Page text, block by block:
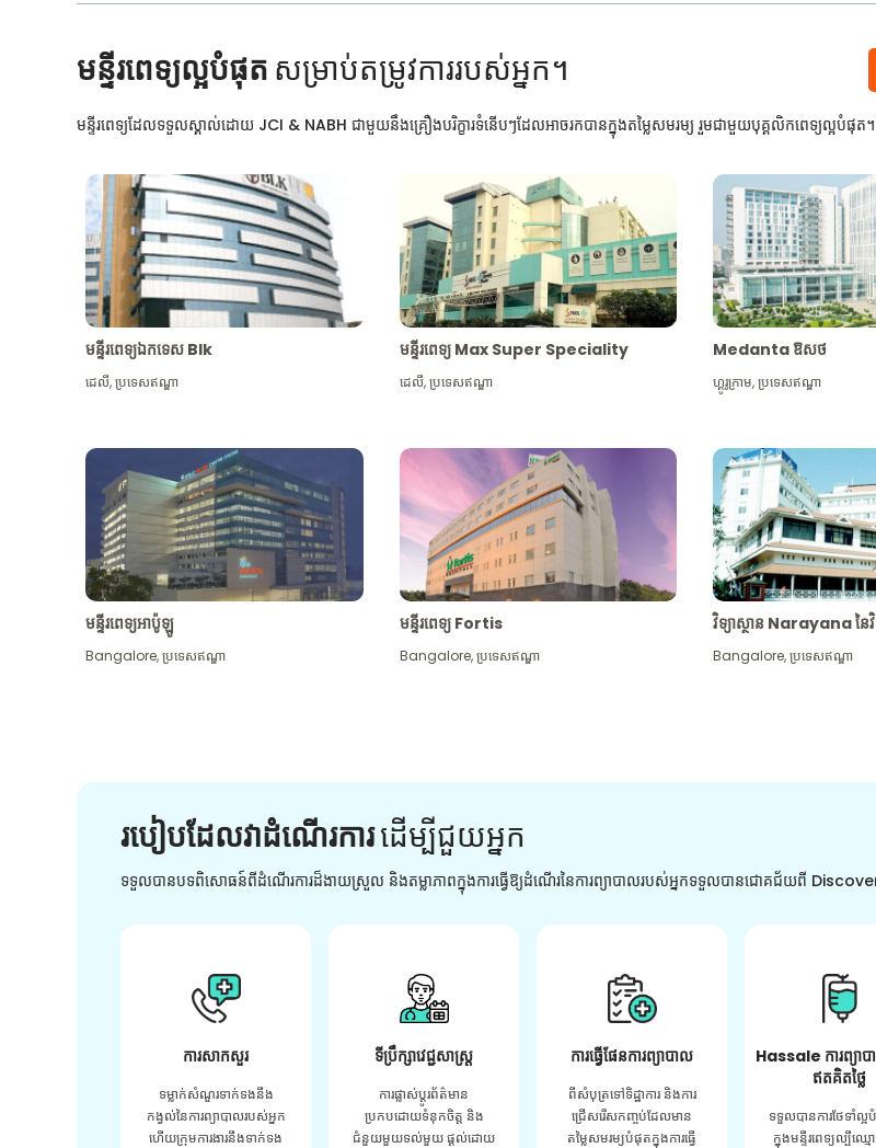
មន្ទីរពេទ្យល្អបំផុត សម្រាប់តម្រូវការរបស់អ្នក។
មន្ទីរពេទ្យដែលទទួលស្គាល់ដោយ JCI & NABH ជាមួយនឹងគ្រឿងបរិក្ខារទំនើបៗដែលអាចរកបានក្នុងតម្លៃសមរម្យ រួមជាមួយបុគ្គលិកពេទ្យល្អបំផុត។
មន្ទីរពេទ្យឯកទេស Blk
ដេលី,ប្រទេសឥណ្ឌា
មន្ទីរពេទ្យ Max Super Speciality
ដេលី,ប្រទេសឥណ្ឌា
Medanta ឱសថ
ហ្គូរូក្រាម,ប្រទេសឥណ្ឌា
មន្ទីរពេទ្យអាប៉ូឡូ
Bangalore,ប្រទេសឥណ្ឌា
មន្ទីរពេទ្យ Fortis
Bangalore,ប្រទេសឥណ្ឌា
វិទ្យាស្ថាន Narayana នៃវិ
Bangalore,ប្រទេសឥណ្ឌា
របៀបដែលវាដំណើរការដើម្បី​ជួយ​អ្នក
ទទួលបានបទពិសោធន៍ពីដំណើរការដ៏ងាយស្រួល និងតម្លាភាពក្នុងការធ្វើឱ្យដំណើរនៃការព្យាបាលរបស់អ្នកទទួលបានជោគជ័យពី
ការសាកសួរ
ទម្លាក់សំណួរទាក់ទងនឹង
កង្វល់នៃការព្យាបាលរបស់អ្នក
ហើយក្រុមការងារនឹងទាក់ទង
ទីប្រឹក្សាវេជ្ជសាស្ត្រ
ការផ្លាស់ប្តូរព័ត៌មាន
ប្រកបដោយទំនុកចិត្ត និង
ជំនួយមួយទល់មួយ ផ្តល់ដោយ
ការធ្វើផែនការព្យាបាល
ពីសំបុត្រទៅទិដ្ឋាការ និងការ
ជ្រើសរើសកញ្ចប់ដែលមាន
តម្លៃសមរម្យបំផុតក្នុងការធ្វើ
Hassale ការព្យា
ឥតគិតថ្លៃ
ទទួលបានការថែទាំល្
ក្នុងមន្ទីរពេទ្យល្បីឈ្